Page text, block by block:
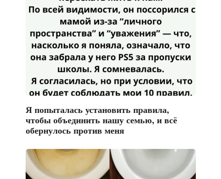
Я попыталась установить правила,
чтобы объединить нашу семью, и всё
обернулось против меня